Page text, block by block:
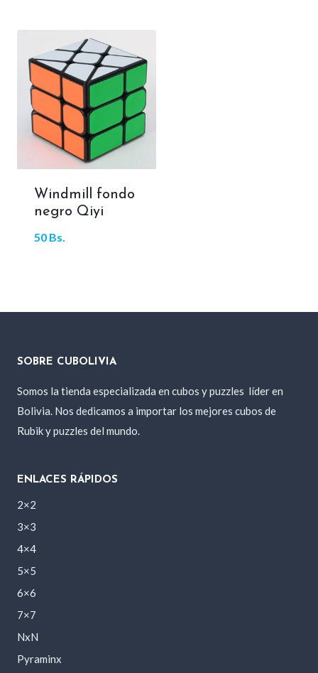
Windmill fondo
negro Qiyi
50 Bs.
SOBRE CUBOLIVIA
Somos la tienda especializada en cubos y puzzles líder en
Bolivia. Nos dedicamos a importar los mejores cubos de
Rubik y puzzles del mundo.
ENLACES RÁPIDOS
2×2
3×3
4×4
5×5
6×6
7×7
NxN
Pyraminx